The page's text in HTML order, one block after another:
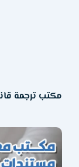
مكتب ترجمة